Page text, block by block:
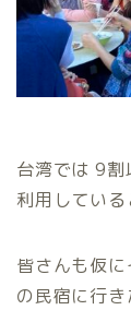
台湾では 9割
利用してい
皆さんも仮
の民宿に行